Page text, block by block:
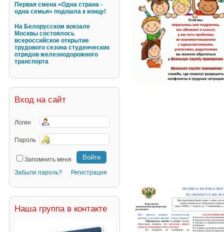
Первая смена «Одна страна -
одна семья» подошла к концу!
На Белорусском вокзале
Москвы состоялось
всероссийское открытие
трудового сезона студенческих
отрядов железнодорожного
транспорта
Вход на сайт
Логин
Пароль
Запомнить меня
Забыли пароль?
Регистрация
Наша группа в контакте